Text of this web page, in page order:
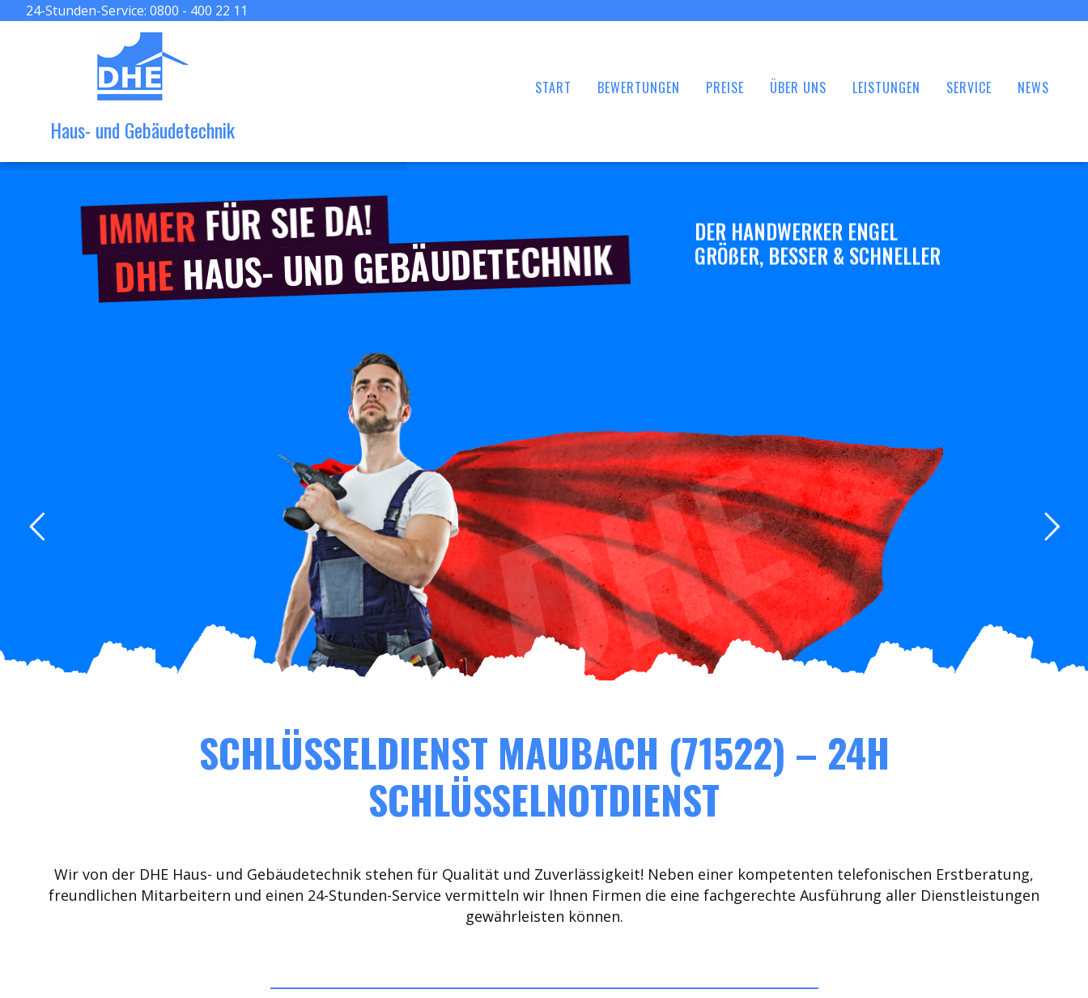
24-Stunden-Service: 0800 - 400 22 11
Haus- und Gebäudetechnik
START BEWERTUNGEN PREISE ÜBER UNS LEISTUNGEN SERVICE NEWS
IMMERFÜR SIE DA!
DHEHAUS- UND GEBÄUDETECHNIK
DER HANDWERKER ENGEL
GRÖßER, BESSER & SCHNELLER
SCHLÜSSELDIENST MAUBACH (71522) – 24H
SCHLÜSSELNOTDIENST
Wir von der DHE Haus- und Gebäudetechnik stehen für Qualität und Zuverlässigkeit! Neben einer kompetenten telefonischen Erstberatung,
freundlichen Mitarbeitern und einen 24-Stunden-Service vermitteln wir Ihnen Firmen die eine fachgerechte Ausführung aller Dienstleistungen
gewährleisten können.